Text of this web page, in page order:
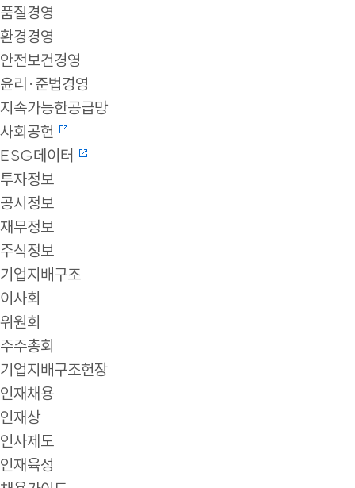
품질경영
환경경영
안전보건경영
윤리·준법경영
지속가능한공급망
사회공헌
ESG데이터
투자정보
공시정보
재무정보
주식정보
기업지배구조
이사회
위원회
주주총회
기업지배구조헌장
인재채용
인재상
인사제도
인재육성